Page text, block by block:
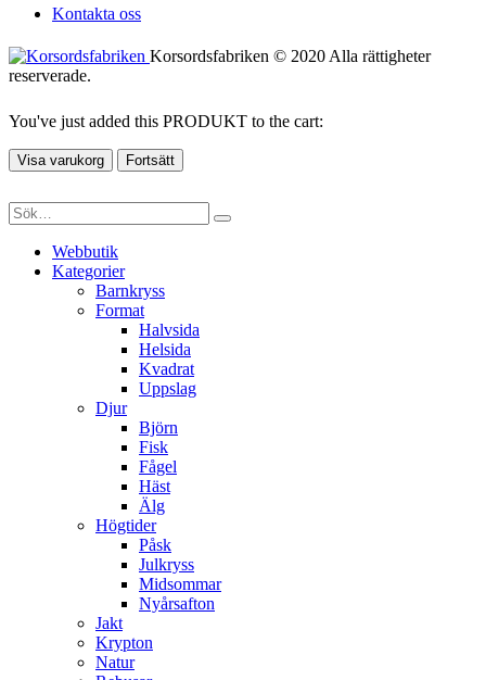
Kontakta oss
Korsordsfabriken © 2020 Alla rättigheter
reserverade.
You've just added this PRODUKT to the cart:
Visa varukorg Fortsätt
Webbutik
Kategorier
Barnkryss
Format
Halvsida
Helsida
Kvadrat
Uppslag
Djur
Björn
Fisk
Fågel
Häst
Älg
Högtider
Påsk
Julkryss
Midsommar
Nyårsafton
Jakt
Krypton
Natur